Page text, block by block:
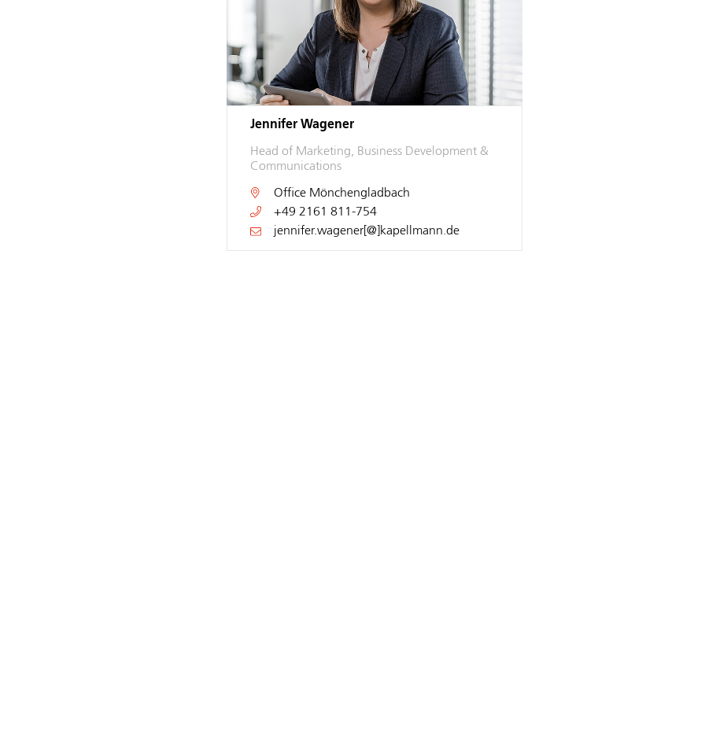
Jennifer Wagener
Head of Marketing, Business Development &
Communications
Office Mönchengladbach
+49 2161 811-754
jennifer.wagener[@]kapellmann.de